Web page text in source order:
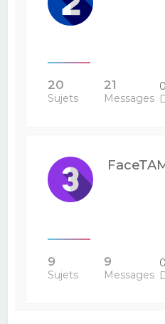
20
Sujets
21
Messages
9
Sujets
9
Messages